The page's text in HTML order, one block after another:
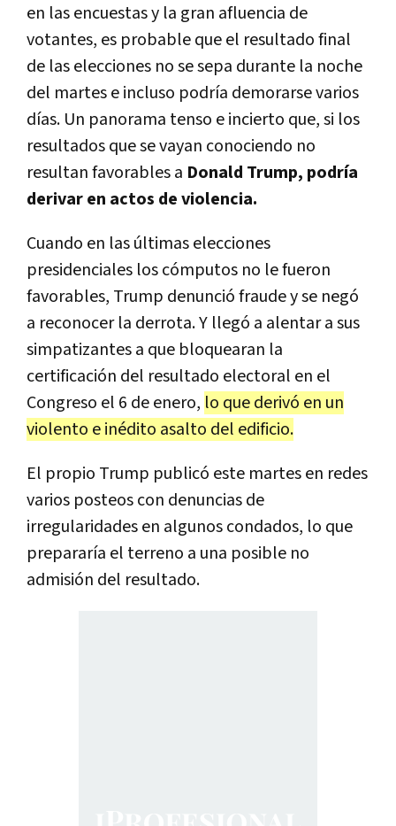
en las encuestas y la gran afluencia de
votantes, es probable que el resultado final
de las elecciones no se sepa durante la noche
del martes e incluso podría demorarse varios
días. Un panorama tenso e incierto que, si los
resultados que se vayan conociendo no
resultan favorables a Donald Trump, podría
derivar en actos de violencia.
Cuando en las últimas elecciones
presidenciales los cómputos no le fueron
favorables, Trump denunció fraude y se negó
a reconocer la derrota. Y llegó a alentar a sus
simpatizantes a que bloquearan la
certificación del resultado electoral en el
Congreso el 6 de enero, lo que derivó en un
violento e inédito asalto del edificio.
El propio Trump publicó este martes en redes
varios posteos con denuncias de
irregularidades en algunos condados, lo que
prepararía el terreno a una posible no
admisión del resultado.